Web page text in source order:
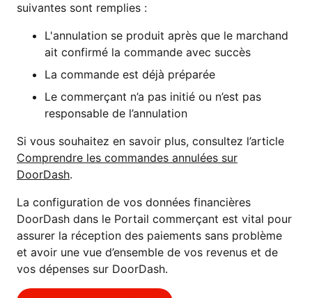
suivantes sont remplies :
L'annulation se produit après que le marchand
ait confirmé la commande avec succès
La commande est déjà préparée
Le commerçant n’a pas initié ou n’est pas
responsable de l’annulation
Si vous souhaitez en savoir plus, consultez l’article
Comprendre les commandes annulées sur
DoorDash.
La configuration de vos données financières
DoorDash dans le Portail commerçant est vital pour
assurer la réception des paiements sans problème
et avoir une vue d’ensemble de vos revenus et de
vos dépenses sur DoorDash.